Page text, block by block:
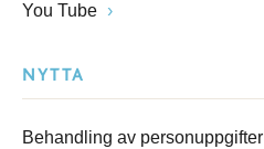
You Tube
NYTTA
Behandling av personuppgifter